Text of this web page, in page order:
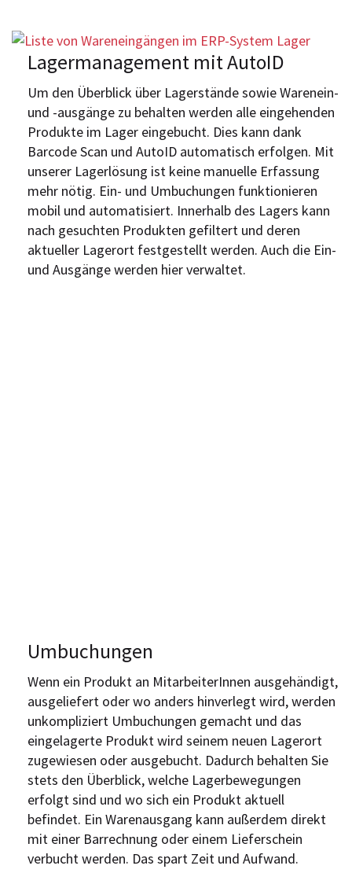
Lagermanagement mit AutoID
Um den Überblick über Lagerstände sowie Warenein-
und -ausgänge zu behalten werden alle eingehenden
Produkte im Lager eingebucht. Dies kann dank
Barcode Scan und AutoID automatisch erfolgen. Mit
unserer Lagerlösung ist keine manuelle Erfassung
mehr nötig. Ein- und Umbuchungen funktionieren
mobil und automatisiert. Innerhalb des Lagers kann
nach gesuchten Produkten gefiltert und deren
aktueller Lagerort festgestellt werden. Auch die Ein-
und Ausgänge werden hier verwaltet.
Umbuchungen
Wenn ein Produkt an MitarbeiterInnen ausgehändigt,
ausgeliefert oder wo anders hinverlegt wird, werden
unkompliziert Umbuchungen gemacht und das
eingelagerte Produkt wird seinem neuen Lagerort
zugewiesen oder ausgebucht. Dadurch behalten Sie
stets den Überblick, welche Lagerbewegungen
erfolgt sind und wo sich ein Produkt aktuell
befindet. Ein Warenausgang kann außerdem direkt
mit einer Barrechnung oder einem Lieferschein
verbucht werden. Das spart Zeit und Aufwand.